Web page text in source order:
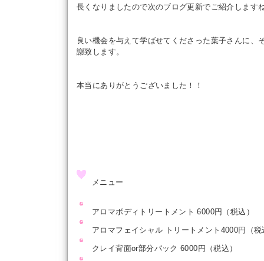
長くなりましたので次のブログ更新でご紹介します
良い機会を与えて学ばせてくださった葉子さんに、
謝致します。
本当にありがとうございました！！
メニュー
アロマボディトリートメント 6000円（税込）
アロマフェイシャル トリートメント4000円（税
クレイ背面or部分パック 6000円（税込）